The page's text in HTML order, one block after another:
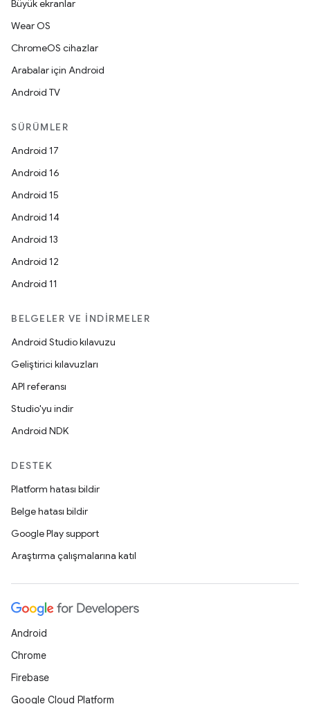
Büyük ekranlar
Wear OS
ChromeOS cihazlar
Arabalar için Android
Android TV
SÜRÜMLER
Android 17
Android 16
Android 15
Android 14
Android 13
Android 12
Android 11
BELGELER VE İNDIRMELER
Android Studio kılavuzu
Geliştirici kılavuzları
API referansı
Studio'yu indir
Android NDK
DESTEK
Platform hatası bildir
Belge hatası bildir
Google Play support
Araştırma çalışmalarına katıl
Android
Chrome
Firebase
Google Cloud Platform